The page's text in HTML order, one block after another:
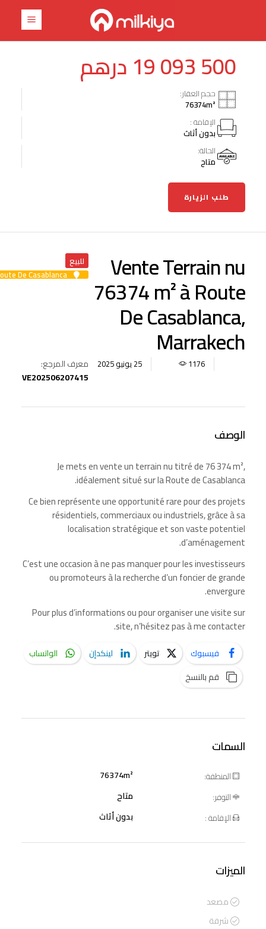
19 093 500درهم
حجم العقار:
76374m²
الإقامة :
بدون أثاث
الحالة:
متاح
طلب الزيارة
Vente Terrain nu
76374 m² à Route
De Casablanca,
Marrakech
للبيع
Route De Casablanca
25 يونيو 2025 1176
معرف المرجع:
VE202506207415
الوصف
Je mets en vente un terrain nu titré de 76 374 m²,
idéalement situé sur la Route de Casablanca.
Ce bien représente une opportunité rare pour des projets
résidentiels, commerciaux ou industriels, grâce à sa
localisation stratégique et son vaste potentiel
d’aménagement.
C’est une occasion à ne pas manquer pour les investisseurs
ou promoteurs à la recherche d’un foncier de grande
envergure.
Pour plus d’informations ou pour organiser une visite sur
site, n’hésitez pas à me contacter.
فيسبوك تويتر لينكدإن
الواتساب
قم بالنسخ
السمات
المنطقة:
76374m²
التوفر:
متاح
الإقامة :
بدون أثاث
الميزات
مصعد
شرفة